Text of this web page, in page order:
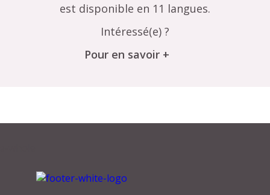
est disponible en 11 langues.
Intéressé(e) ?
Pour en savoir +